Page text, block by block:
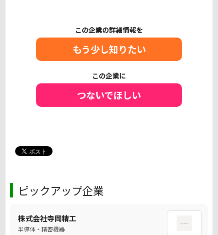
この企業の詳細情報を
もう少し知りたい
この企業に
つないでほしい
ピックアップ企業
株式会社寺岡精工
半導体・精密機器